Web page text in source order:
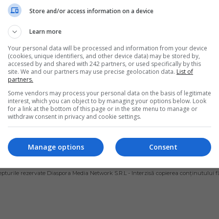
în fața copiilor
10 ani în Ajunul
Nou. Apoi
s-a sinucis
român din Spania, în vârstă
și-a ucis soția în Ajunul
apoi s-a…
Diaconu - vineri, 1 ianuarie 2021
intrat din nou în
carantină.
pentru prevenirea
răspândirii
Ministrul Sănătății din Spania a
miercuri, 1 octombrie 2020,
de restricție împotriva
noului coronavirus care vor…
CONDIȚII DE UTILIZARE POLITICA DE CONFIDENȚIALITATE POLITICA
rezervate Diaspora Media Network S.R.L - Interzisă copierea conținutului
Store and/or access information on a device
Learn more
Your personal data will be processed and information from your device
(cookies, unique identifiers, and other device data) may be stored by,
accessed by and shared with 242 partners, or used specifically by this
site. We and our partners may use precise geolocation data. List of
partners.
Some vendors may process your personal data on the basis of legitimate
interest, which you can object to by managing your options below. Look
for a link at the bottom of this page or in the site menu to manage or
withdraw consent in privacy and cookie settings.
Consent
Manage options